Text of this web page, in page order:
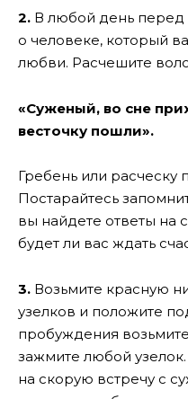
2. В любой день перед
о человеке, который
любви. Расчешите
«Суженый, во сне
весточку пошли».
Гребень или расческу
Постарайтесь
вы найдете ответы на
будет ли вас ждать
3. Возьмите красную
узелков и положите
пробуждения
зажмите любой
на скорую встречу с